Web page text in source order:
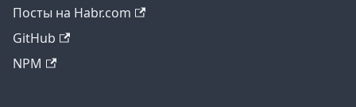
Посты на Habr.com
GitHub
NPM